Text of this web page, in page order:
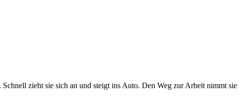
zieht sie sich an und steigt ins Auto. Den Weg zur Arbeit nimmt sie